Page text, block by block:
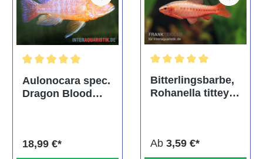
Durchschnittliche Bewertung von 5 von 5 Sternen
Aulonocara spec.
Dragon Blood
18,99 €*
Bitterlingsbarbe,
Rohanella titteya,
Ab 3,59 €*